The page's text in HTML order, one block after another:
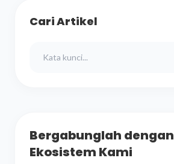
Cari Artikel
Bergabunglah dengan
Ekosistem Kami